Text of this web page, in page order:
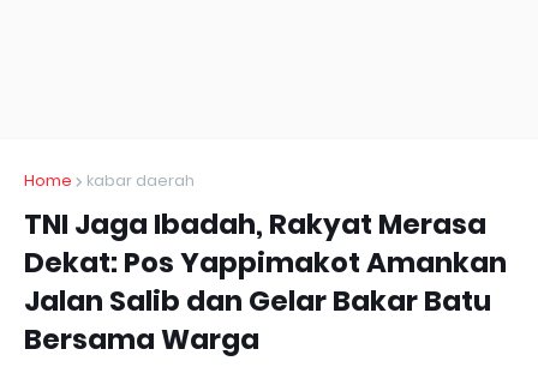
Home kabar daerah
TNI Jaga Ibadah, Rakyat Merasa
Dekat: Pos Yappimakot Amankan
Jalan Salib dan Gelar Bakar Batu
Bersama Warga